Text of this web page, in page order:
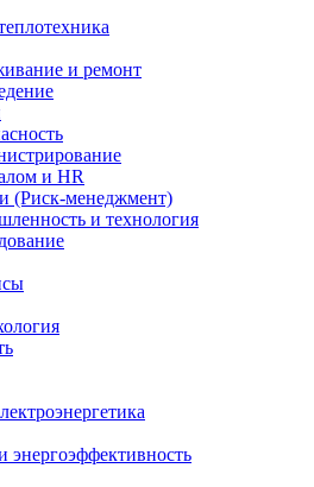
и ремонт
и HR
(Риск-менеджмент)
и технология
энергоэффективность